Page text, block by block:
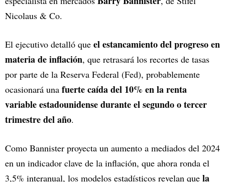
Nicolaus & Co.
El ejecutivo detalló que el estancamiento del progreso en
materia de inflación, que retrasará los recortes de tasas
por parte de la Reserva Federal (Fed), probablemente
ocasionará una fuerte caída del 10% en la renta
variable estadounidense durante el segundo o tercer
trimestre del año.
Como Bannister proyecta un aumento a mediados del 2024
en un indicador clave de la inflación, que ahora ronda el
3,5% interanual, los modelos estadísticos revelan que la